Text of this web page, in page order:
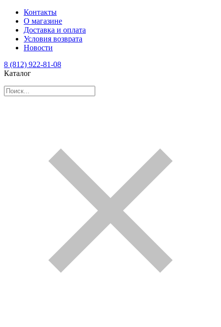
Контакты
О магазине
Доставка и оплата
Условия возврата
Новости
8 (812) 922-81-08
Каталог